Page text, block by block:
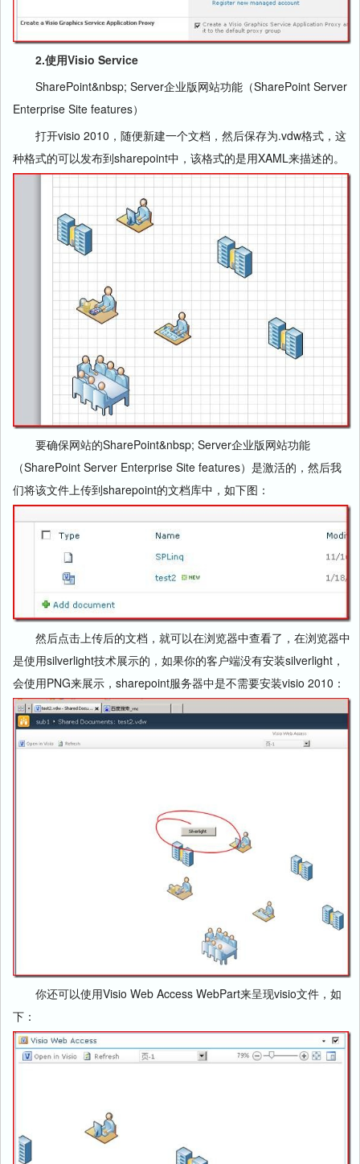
2.使用Visio Service
SharePoint&nbsp; Server企业版网站功能（SharePoint Server
Enterprise Site features）
打开visio 2010，随便新建一个文档，然后保存为.vdw格式，这
种格式的可以发布到sharepoint中，该格式的是用XAML来描述的。
要确保网站的SharePoint&nbsp; Server企业版网站功能
（SharePoint Server Enterprise Site features）是激活的，然后我
们将该文件上传到sharepoint的文档库中，如下图：
然后点击上传后的文档，就可以在浏览器中查看了，在浏览器中
是使用silverlight技术展示的，如果你的客户端没有安装silverlight，
会使用PNG来展示，sharepoint服务器中是不需要安装visio 2010：
你还可以使用Visio Web Access WebPart来呈现visio文件，如
下：